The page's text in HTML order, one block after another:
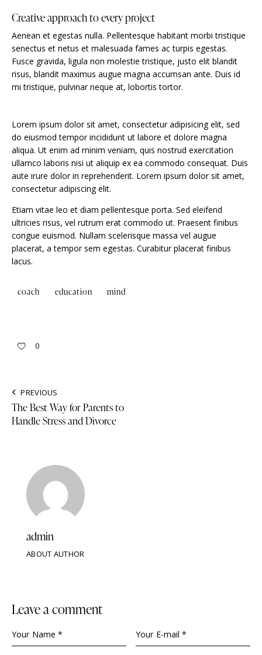
Creative approach to every project
Aenean et egestas nulla. Pellentesque habitant morbi tristique
senectus et netus et malesuada fames ac turpis egestas.
Fusce gravida, ligula non molestie tristique, justo elit blandit
risus, blandit maximus augue magna accumsan ante. Duis id
mi tristique, pulvinar neque at, lobortis tortor.
Lorem ipsum dolor sit amet, consectetur adipisicing elit, sed
do eiusmod tempor incididunt ut labore et dolore magna
aliqua. Ut enim ad minim veniam, quis nostrud exercitation
ullamco laboris nisi ut aliquip ex ea commodo consequat. Duis
aute irure dolor in reprehenderit. Lorem ipsum dolor sit amet,
consectetur adipiscing elit.
Etiam vitae leo et diam pellentesque porta. Sed eleifend
ultricies risus, vel rutrum erat commodo ut. Praesent finibus
congue euismod. Nullam scelerisque massa vel augue
placerat, a tempor sem egestas. Curabitur placerat finibus
lacus.
coach education mind
0
PREVIOUS
The Best Way for Parents to
Handle Stress and Divorce
admin
ABOUT AUTHOR
Leave a comment